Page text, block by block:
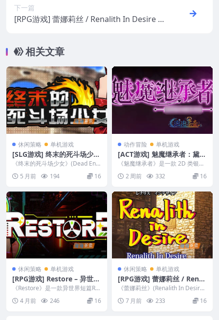
下一篇
[RPG游戏] 蕾娜莉丝 / Renalith In Desire –
相关文章
休闲策略 单机游戏
[SLG游戏] 终末的死斗场少女
/ Dead End Colosseum –
养成经营 | Steam中文版
《终末的死斗场少女》(Dead End
Colosseum)是一款独立策略养成
S... 5 月前 194 16
动作冒险 单机游戏
[ACT游戏] 魅魔继承者：黛莉
菈的冒险 / Succubus Succe
ssor – 类银河恶魔城探索 | S
team中文版
《魅魔继承者》是一款 2D 类银河
恶魔城动作冒险游戏。玩家操控黛
莉菈寻找失踪的魔...
2 周前 332 16
休闲策略 单机游戏
[RPG游戏] Restore – 异世界
短篇RPG冒险 | Steam中文
版V1.0
《Restore》是一款异世界短篇RP
G冒险游戏，围绕一周时间限制、
情报收集、回...
4 月前 246 16
休闲策略 单机游戏
[RPG游戏] 蕾娜莉丝 / Renali
th In Desire – 回合冒险 | D
Lsite中文版
《蕾娜莉丝》(Renalith In Desire)
是一款日式RPG剧情游戏。《...
7 月前 233 16